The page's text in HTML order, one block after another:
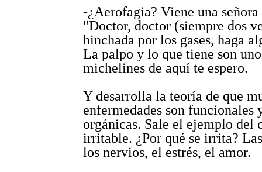
-¿Aerofagia? Viene una
"Doctor, doctor (siempre dos
hinchada por los gases, haga
La palpo y lo que tiene son
michelines de aquí te espero.
Y desarrolla la teoría de que
enfermedades son funcionales
orgánicas. Sale el ejemplo del
irritable. ¿Por qué se irrita?
los nervios, el estrés, el amor.